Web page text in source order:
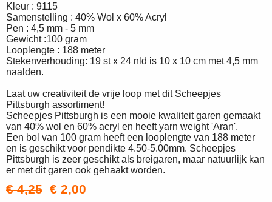
Kleur : 9115
Samenstelling : 40% Wol x 60% Acryl
Pen : 4,5 mm - 5 mm
Gewicht :100 gram
Looplengte : 188 meter
Stekenverhouding: 19 st x 24 nld is 10 x 10 cm met 4,5 mm
naalden.
Laat uw creativiteit de vrije loop met dit Scheepjes
Pittsburgh assortiment!
Scheepjes Pittsburgh is een mooie kwaliteit garen gemaakt
van 40% wol en 60% acryl en heeft yarn weight 'Aran'.
Een bol van 100 gram heeft een looplengte van 188 meter
en is geschikt voor pendikte 4.50-5.00mm. Scheepjes
Pittsburgh is zeer geschikt als breigaren, maar natuurlijk kan
er met dit garen ook gehaakt worden.
€ 4,25 € 2,00